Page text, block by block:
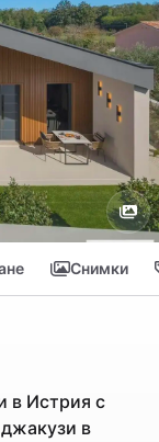
Снимки
в Истрия с
в